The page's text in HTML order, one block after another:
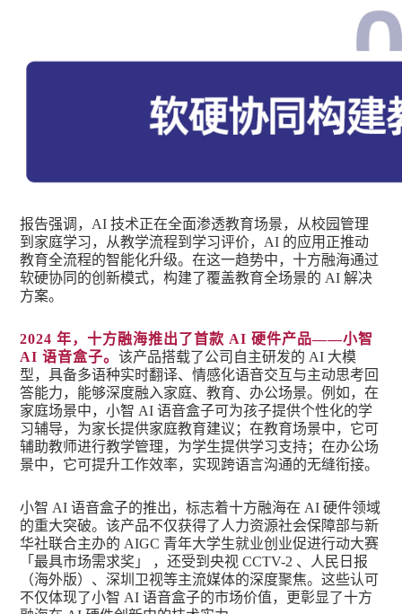
报告强调，AI 技术正在全面渗透教育场景，从校园管理
到家庭学习，从教学流程到学习评价，AI 的应用正推动
教育全流程的智能化升级。在这一趋势中，十方融海通过
软硬协同的创新模式，构建了覆盖教育全场景的 AI 解决
方案。
2024 年，十方融海推出了首款 AI 硬件产品——小智
AI 语音盒子。该产品搭载了公司自主研发的 AI 大模
型，具备多语种实时翻译、情感化语音交互与主动思考回
答能力，能够深度融入家庭、教育、办公场景。例如，在
家庭场景中，小智 AI 语音盒子可为孩子提供个性化的学
习辅导，为家长提供家庭教育建议；在教育场景中，它可
辅助教师进行教学管理，为学生提供学习支持；在办公场
景中，它可提升工作效率，实现跨语言沟通的无缝衔接。
小智 AI 语音盒子的推出，标志着十方融海在 AI 硬件领域
的重大突破。该产品不仅获得了人力资源社会保障部与新
华社联合主办的 AIGC 青年大学生就业创业促进行动大赛
「最具市场需求奖」 ，还受到央视 CCTV-2 、人民日报
（海外版）、深圳卫视等主流媒体的深度聚焦。这些认可
不仅体现了小智 AI 语音盒子的市场价值，更彰显了十方